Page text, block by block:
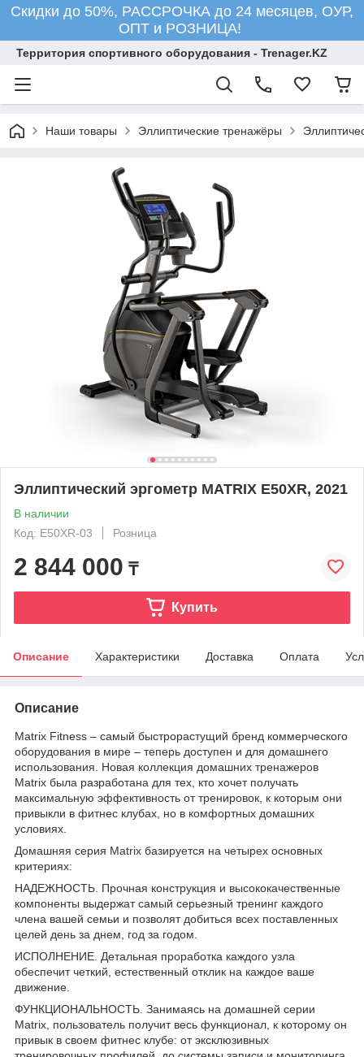
Скидки до 50%, РАССРОЧКА до 24 месяцев, ОУР,
ОПТ и РОЗНИЦА!
Территория спортивного оборудования - Trenager.KZ
Наши товары Эллиптические тренажёры
Эллиптический эргометр MATRIX E50XR, 2021
В наличии
Код: E50XR-03
Розница
2 844 000 ₸
Купить
Описание Характеристики Доставка Оплата
Описание
Matrix Fitness – самый быстрорастущий бренд коммерческого
оборудования в мире – теперь доступен и для домашнего
использования. Новая коллекция домашних тренажеров
Matrix была разработана для тех, кто хочет получать
максимальную эффективность от тренировок, к которым они
привыкли в фитнес клубах, но в комфортных домашних
условиях.
Домашняя серия Matrix базируется на четырех основных
критериях:
НАДЕЖНОСТЬ. Прочная конструкция и высококачественные
компоненты выдержат самый серьезный тренинг каждого
члена вашей семьи и позволят добиться всех поставленных
целей день за днем, год за годом.
ИСПОЛНЕНИЕ. Детальная проработка каждого узла
обеспечит четкий, естественный отклик на каждое ваше
движение.
ФУНКЦИОНАЛЬНОСТЬ. Занимаясь на домашней серии
Matrix, пользователь получит весь функционал, к которому он
привык в своем фитнес клубе: от эксклюзивных